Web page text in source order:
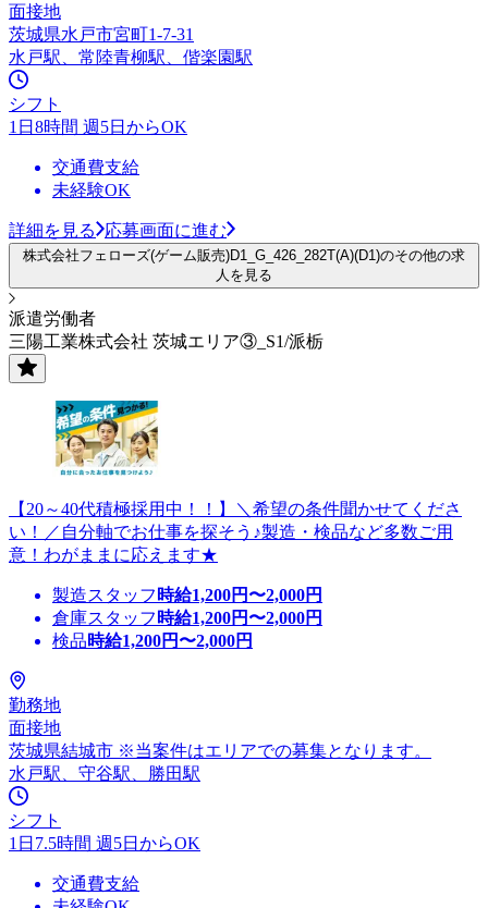
面接地
茨城県水戸市宮町1-7-31
水戸駅、常陸青柳駅、偕楽園駅
シフト
1日8時間 週5日からOK
交通費支給
未経験OK
詳細を見る 応募画面に進む
株式会社フェローズ(ゲーム販売)D1_G_426_282T(A)(D1)のその他の求
人を見る
派遣労働者
三陽工業株式会社 茨城エリア③_S1/派栃
【20～40代積極採用中！！】＼希望の条件聞かせてくださ
い！／自分軸でお仕事を探そう♪製造・検品など多数ご用
意！わがままに応えます★
製造スタッフ 時給1,200円〜2,000円
倉庫スタッフ 時給1,200円〜2,000円
検品時給1,200円〜2,000円
勤務地
面接地
茨城県結城市 ※当案件はエリアでの募集となります。
水戸駅、守谷駅、勝田駅
シフト
1日7.5時間 週5日からOK
交通費支給